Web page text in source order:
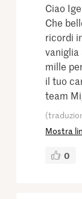
Ciao
Che
ricordi
vaniglia
mille
il tuo
team
Mostra
0